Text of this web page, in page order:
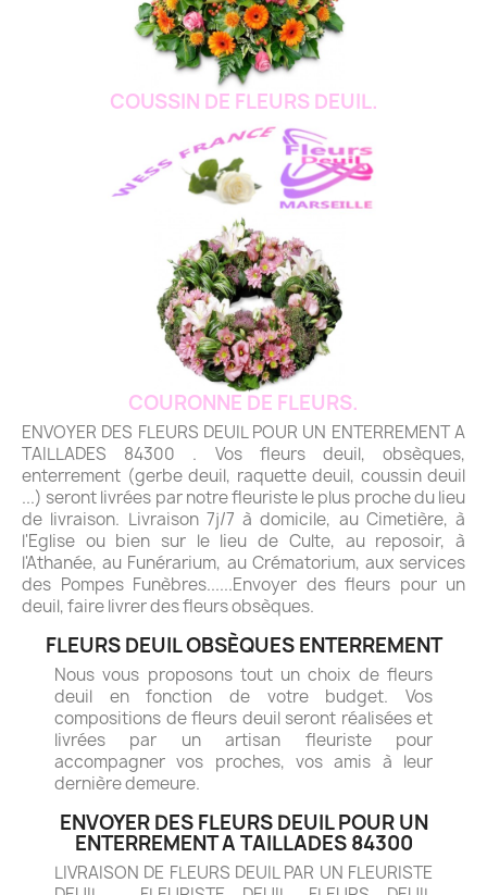
COUSSIN DE FLEURS DEUIL.
COURONNE DE FLEURS.
ENVOYER DES FLEURS DEUIL POUR UN ENTERREMENT A
TAILLADES 84300 . Vos fleurs deuil, obsèques,
enterrement (gerbe deuil, raquette deuil, coussin deuil
...) seront livrées par notre fleuriste le plus proche du lieu
de livraison. Livraison 7j/7 à domicile, au Cimetière, à
l'Eglise ou bien sur le lieu de Culte, au reposoir, à
l'Athanée, au Funérarium, au Crématorium, aux services
des Pompes Funèbres......Envoyer des fleurs pour un
deuil, faire livrer des fleurs obsèques.
FLEURS DEUIL OBSÈQUES ENTERREMENT
Nous vous proposons tout un choix de fleurs
deuil en fonction de votre budget. Vos
compositions de fleurs deuil seront réalisées et
livrées par un artisan fleuriste pour
accompagner vos proches, vos amis à leur
dernière demeure.
ENVOYER DES FLEURS DEUIL POUR UN
ENTERREMENT A TAILLADES 84300
LIVRAISON DE FLEURS DEUIL PAR UN FLEURISTE